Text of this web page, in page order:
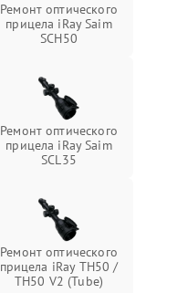
Ремонт оптического
прицела iRay Saim
SCH50
Ремонт оптического
прицела iRay Saim
SCL35
Ремонт оптического
прицела iRay TH50 /
TH50 V2 (Tube)